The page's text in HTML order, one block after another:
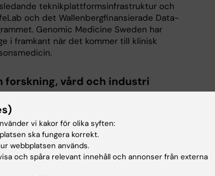
teknikplattformsinfrastruktur och
och det Wallenbergfinansierade Data-
Genomic Medicine Sweden har
i framkant när det kommer till klinisk
forskning, vård och industri
resurser för att bygga större och
som krävs för internationellt ledande
bygger en
vi kakor för olika syften:
ska fungera korrekt.
webbplatsen används.
och spåra relevant innehåll och annonser från externa